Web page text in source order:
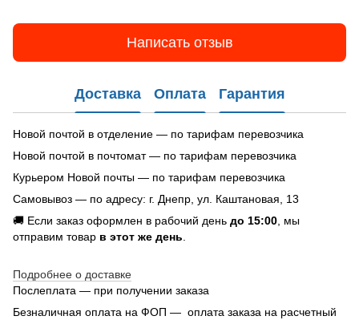
Написать отзыв
Доставка Оплата Гарантия
Новой почтой в отделение — по тарифам перевозчика
Новой почтой в почтомат — по тарифам перевозчика
Курьером Новой почты — по тарифам перевозчика
Самовывоз — по адресу: г. Днепр, ул. Каштановая, 13
🚚 Если заказ оформлен в рабочий день до 15:00 , мы
отправим товар в этот же день
Подробнее о доставке
Послеплата — при получении заказа
Безналичная оплата на ФОП — оплата заказа на расчетный